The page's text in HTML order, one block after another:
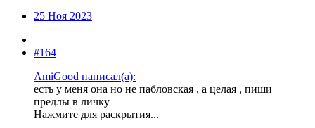
25 Ноя 2023
#164
AmiGood написал(а):
есть у меня она но не пабловская , а целая , пиши
предлы в личку
Нажмите для раскрытия...